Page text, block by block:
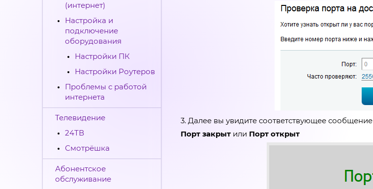
(интернет)
Настройка и
подключение
оборудования
Настройки ПК
Настройки Роутеров
Проблемы с работой
интернета
Телевидение
24ТВ
Смотрёшка
Абонентское
обслуживание
3. Далее вы увидите соответствующее сообщение
Порт закрыт или Порт открыт